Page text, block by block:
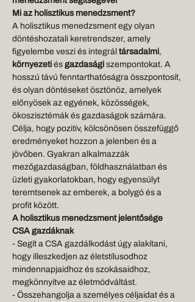
Mi az holisztikus menedzsment?
A holisztikus menedzsment egy olyan
döntéshozatali keretrendszer, amely
figyelembe veszi és integrál társadalmi,
környezeti és gazdasági szempontokat. A
hosszú távú fenntarthatóságra összpontosít,
és olyan döntéseket ösztönöz, amelyek
előnyösek az egyének, közösségek,
ökoszisztémák és gazdaságok számára.
Célja, hogy pozitív, kölcsönösen összefüggő
eredményeket hozzon a jelenben és a
jövőben. Gyakran alkalmazzák
mezőgazdaságban, földhasználatban és
üzleti gyakorlatokban, hogy egyensúlyt
teremtsenek az emberek, a bolygó és a
profit között.
A holisztikus menedzsment jelentősége
CSA gazdáknak
- Segít a CSA gazdálkodást úgy alakítani,
hogy illeszkedjen az életstílusodhoz
mindennapjaidhoz és szokásaidhoz,
megkönnyítve az életmódváltást.
- Összehangolja a személyes céljaidat és a